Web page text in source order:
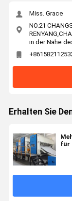
Miss. Grace
NO.21
in der Nähe
Erhalten Sie
für